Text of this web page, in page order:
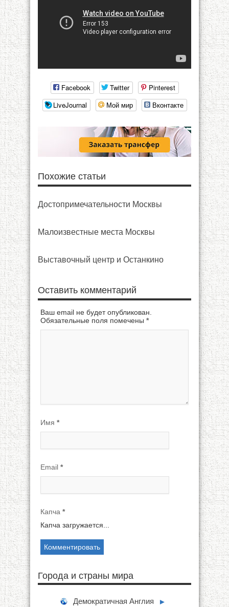
Facebook Twitter
Pinterest
LiveJournal
Мой мир Вконтакте
Похожие статьи
Достопримечательности Москвы
Малоизвестные места Москвы
Выставочный центр и Останкино
Оставить комментарий
Ваш email не будет опубликован.
Обязательные поля помечены *
Имя *
Email *
Капча *
Капча загружается...
Города и страны мира
Демократичная Англия ►